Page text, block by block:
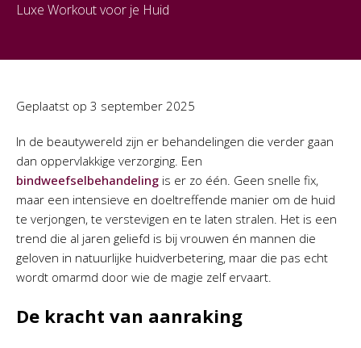
Luxe Workout voor je Huid
Geplaatst op 3 september 2025
In de beautywereld zijn er behandelingen die verder gaan
dan oppervlakkige verzorging. Een
bindweefselbehandeling is er zo één. Geen snelle fix,
maar een intensieve en doeltreffende manier om de huid
te verjongen, te verstevigen en te laten stralen. Het is een
trend die al jaren geliefd is bij vrouwen én mannen die
geloven in natuurlijke huidverbetering, maar die pas echt
wordt omarmd door wie de magie zelf ervaart.
De kracht van aanraking